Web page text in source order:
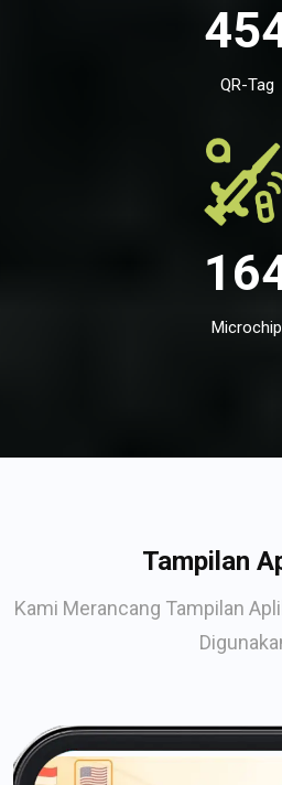
QR-Tag
Microchip
Tampilan
Kami Merancang Tampilan